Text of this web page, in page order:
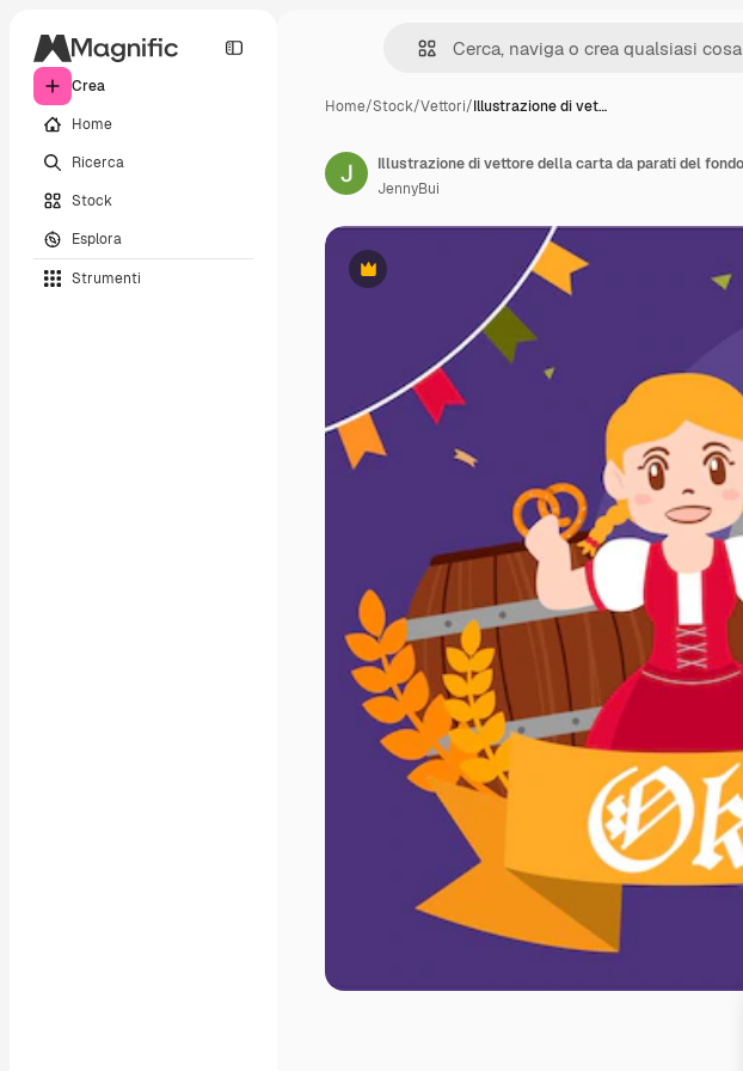
Crea
Home
Ricerca
Stock
Esplora
Strumenti
Home/Stock/Vettori/Illustrazione di vet…
Premium
Illustrazione di vettore della carta da parati del
JennyBui